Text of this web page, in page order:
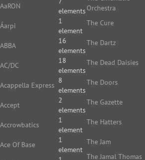
AaRON
elements
Áarpi
1
element
ABBA
16
elements
AC/DC
18
elements
Acappella Express
8
elements
Accept
2
elements
Accrowbatics
1
element
Ace Of Base
1
element
Orchestra
The Cure
The Dartz
The Dead Daisies
The Doors
The Gazette
The Hatters
The Jam
The Jamal Thomas